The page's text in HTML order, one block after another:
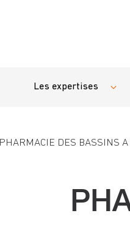
Les expertises
PHARMACIE DES BASSINS